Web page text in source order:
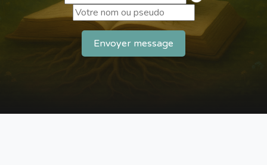
Envoyer message